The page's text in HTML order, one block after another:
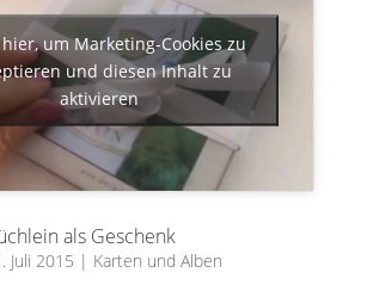
um Marketing-Cookies zu
und diesen Inhalt zu
aktivieren
als Geschenk
Juli 2015 | Karten und Alben